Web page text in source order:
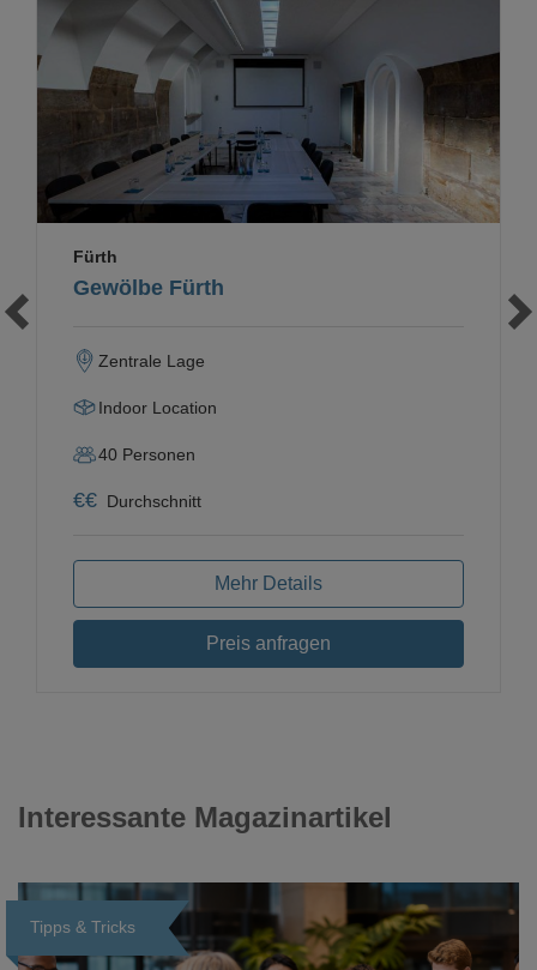
Loading...
Gewölbe Fürth
Fürth
Zentrale Lage
Indoor Location
40 Personen
€€ Durchschnitt
Mehr Details
Preis anfragen
Interessante Magazinartikel
Tipps & Tricks